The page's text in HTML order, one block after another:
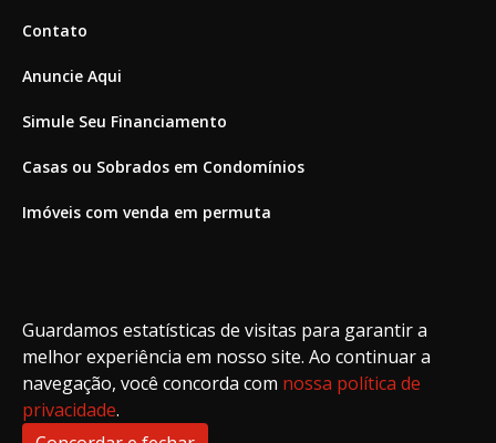
Guardamos estatísticas de visitas para garantir a
melhor experiência em nosso site. Ao continuar a
navegação, você concorda com nossa política de
privacidade.
Contato
Anuncie Aqui
Simule Seu Financiamento
Casas ou Sobrados em Condomínios
Imóveis com venda em permuta
Casa com piscina
Apartamento com piscina